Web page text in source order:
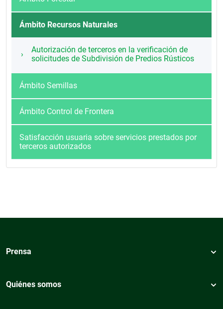
Ámbito Recursos Naturales
Autorización de terceros en la verificación de
solicitudes de Subdivisión de Predios Rústicos
Ámbito Semillas
Ámbito Control de Frontera
Satisfacción usuaria sobre servicios prestados por
terceros autorizados
Prensa
Quiénes somos